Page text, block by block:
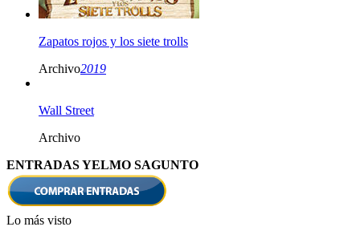
Zapatos rojos y los siete trolls
Archivo2019
Wall Street
Archivo
ENTRADAS YELMO SAGUNTO
Lo más visto